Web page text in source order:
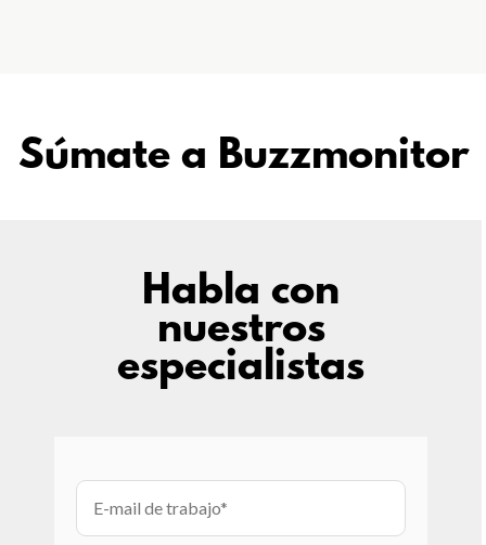
Súmate a Buzzmonitor
Habla con
nuestros
especialistas